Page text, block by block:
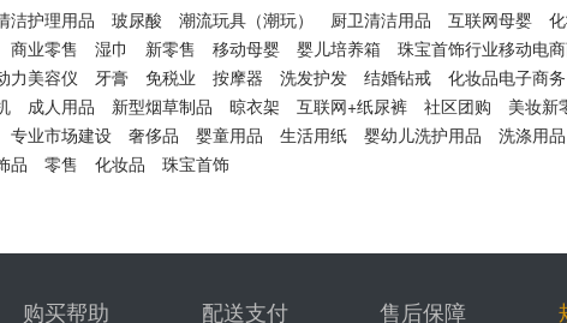
洁护理用品 玻尿酸 潮流玩具（潮玩） 厨卫清洁用品 互联网母婴
商业零售 湿巾 新零售 移动母婴 婴儿培养箱 珠宝首饰行业移动电
力美容仪 牙膏 免税业 按摩器 洗发护发 结婚钻戒 化妆品电子商务
成人用品 新型烟草制品 晾衣架 互联网+纸尿裤 社区团购 美妆新
专业市场建设 奢侈品 婴童用品 生活用纸 婴幼儿洗护用品 洗涤用品
品 零售 化妆品 珠宝首饰
购买帮助 配送支付 售后保障